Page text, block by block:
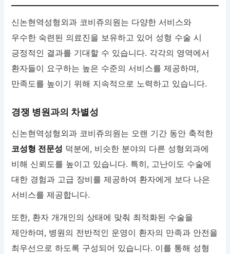
신논현역성형외과 코비쥬의원는 다양한 서비스와
우수한 숙련된 의료진을 보유하고 있어 성형 수술 시
긍정적인 결과를 기대할 수 있습니다. 각각의 영역에서
환자들이 요구하는 높은 수준의 서비스를 제공하며,
만족도를 높이기 위해 지속적으로 노력하고 있습니다.
경쟁 병원과의 차별성
신논현역성형외과 코비쥬의원는 오랜 기간 동안 축적한
코성형 전문성 덕분에, 비슷한 분야의 다른 성형외과에
비해 신뢰도를 높이고 있습니다. 특히, 고난이도 수술에
대한 경험과 고급 장비를 제공하여 환자에게 보다 나은
서비스를 제공합니다.
또한, 환자 개개인의 상태에 맞춰 최적화된 수술을
제안하며, 병원의 전반적인 운영이 환자의 만족과 안전을
최우선으로 하도록 구성되어 있습니다. 이를 통해 성형